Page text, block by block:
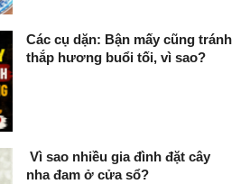
Các cụ dặn: Bận mấy cũng tránh
thắp hương buổi tối, vì sao?
Vì sao nhiều gia đình đặt cây
nha đam ở cửa sổ?